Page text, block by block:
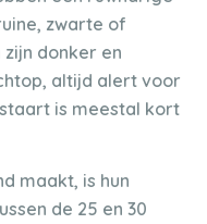
zwarte of
donker en
altijd alert voor
is meestal kort
maakt, is hun
de 25 en 30